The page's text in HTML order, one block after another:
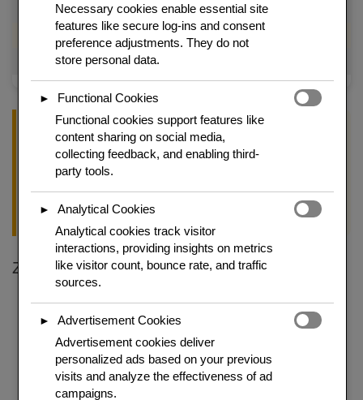
Portionen 4 Personen
Herkunft
Koch-Tipp
Die Klöße im Sud pochieren, nicht kochen – die Hitze sollte nie
über 90°C steigen. Sprudelndes Kochen macht sie fest und
das dieses Gericht auszeichnet.
Zutaten für 4 Personen
(eingeweicht), 1 Ei, 1 Zwiebel (gerieben), Salz, Pfeffer, Muskat,
Sud: 1 Liter Wasser, 1 Zwiebel, Lorbeer, Pfefferkörner
Sauce: 30 g Butter, 30 g Mehl, 600 ml Kochsud, 150 ml Sahne, 3
EL Kapern, 1 EL Kapernlake, 1 TL Zucker, Salz, Zitronensaft
Necessary cookies enable essential site
features like secure log-ins and consent
preference adjustments. They do not
store personal data.
►
Functional Cookies
Functional cookies support features like
content sharing on social media,
collecting feedback, and enabling third-
party tools.
►
Analytical Cookies
Analytical cookies track visitor
interactions, providing insights on metrics
like visitor count, bounce rate, and traffic
sources.
►
Advertisement Cookies
Advertisement cookies deliver
personalized ads based on your previous
visits and analyze the effectiveness of ad
campaigns.